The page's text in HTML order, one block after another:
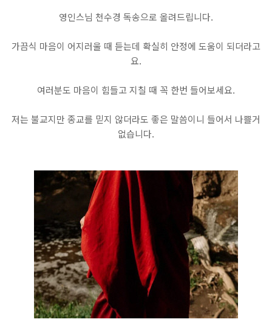
영인스님 천수경 독송으로 올려드립니다.
가끔식 마음이 어지러울 때 듣는데 확실히 안정에 도움이 되더라고
요.
여러분도 마음이 힘들고 지칠 때 꼭 한번 들어보세요.
저는 불교지만 종교를 믿지 않더라도 좋은 말씀이니 들어서 나쁠거
없습니다.